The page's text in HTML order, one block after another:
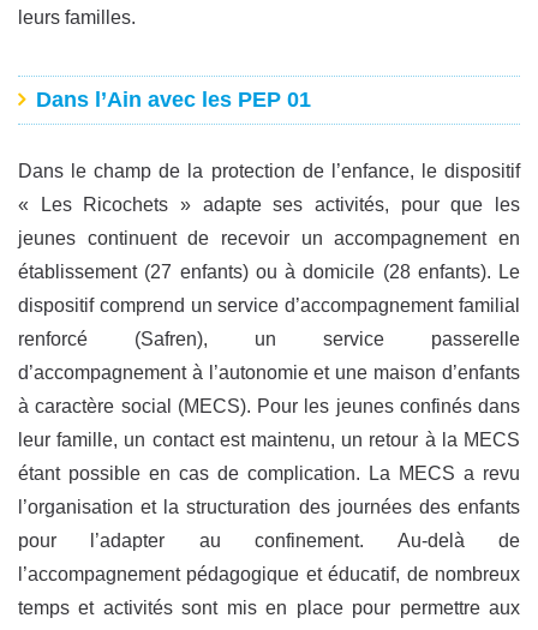
leurs familles.
Dans l’Ain avec les PEP 01
Dans le champ de la protection de l’enfance, le dispositif
« Les Ricochets » adapte ses activités, pour que les
jeunes continuent de recevoir un accompagnement en
établissement (27 enfants) ou à domicile (28 enfants). Le
dispositif comprend un service d’accompagnement familial
renforcé (Safren), un service passerelle
d’accompagnement à l’autonomie et une maison d’enfants
à caractère social (MECS). Pour les jeunes confinés dans
leur famille, un contact est maintenu, un retour à la MECS
étant possible en cas de complication. La MECS a revu
l’organisation et la structuration des journées des enfants
pour l’adapter au confinement. Au-delà de
l’accompagnement pédagogique et éducatif, de nombreux
temps et activités sont mis en place pour permettre aux